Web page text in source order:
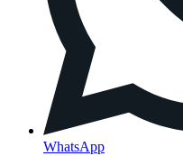
WhatsApp